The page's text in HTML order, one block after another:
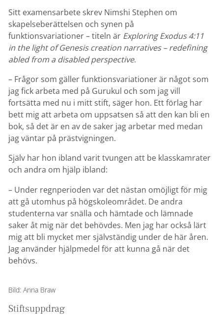
Sitt examensarbete skrev Nimshi Stephen om
skapelseberättelsen och synen på
funktionsvariationer – titeln är Exploring Exodus 4:11
in the light of Genesis creation narratives – redefining
abled from a disabled perspective.
– Frågor som gäller funktionsvariationer är något som
jag fick arbeta med på Gurukul och som jag vill
fortsätta med nu i mitt stift, säger hon. Ett förlag har
bett mig att arbeta om uppsatsen så att den kan bli en
bok, så det är en av de saker jag arbetar med medan
jag väntar på prästvigningen.
Själv har hon ibland varit tvungen att be klasskamrater
och andra om hjälp ibland:
– Under regnperioden var det nästan omöjligt för mig
att gå utomhus på högskoleområdet. De andra
studenterna var snälla och hämtade och lämnade
saker åt mig när det behövdes. Men jag har också lärt
mig att bli mycket mer självständig under de här åren.
Jag använder hjälpmedel för att kunna gå när det
behövs.
Bild: Anna Braw
Stiftsuppdrag